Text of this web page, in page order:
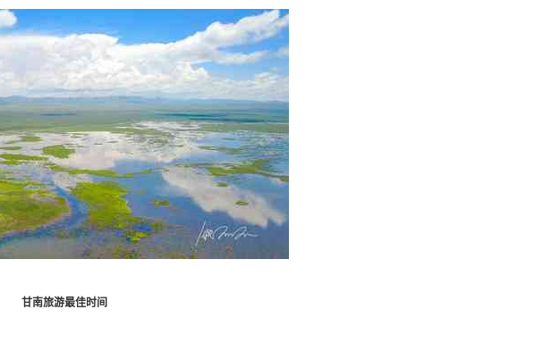
甘南旅游最佳时间